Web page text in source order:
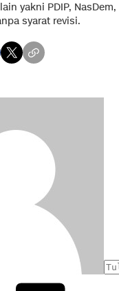
yakni PDIP,
syarat revisi.